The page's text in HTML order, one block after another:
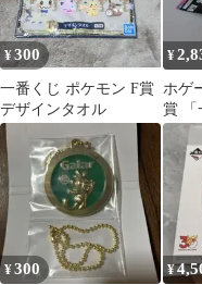
¥300
一番くじ ポケモン F賞
デザインタオル
¥
ホゲ
賞 「
30th
¥300 ¥